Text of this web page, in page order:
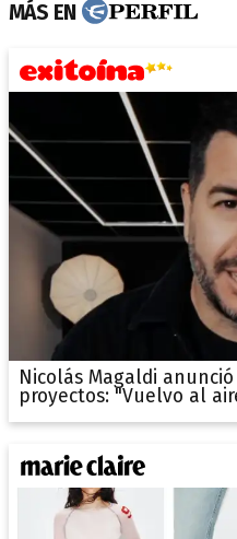
MÁS EN
Nicolás Magaldi
proyectos: "Vuelvo al